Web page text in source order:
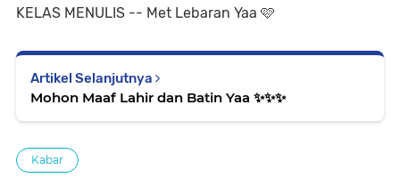
KELAS MENULIS -- Met Lebaran Yaa 🩷
Artikel Selanjutnya
Mohon Maaf Lahir dan Batin Yaa ✨️✨️✨️
Kabar